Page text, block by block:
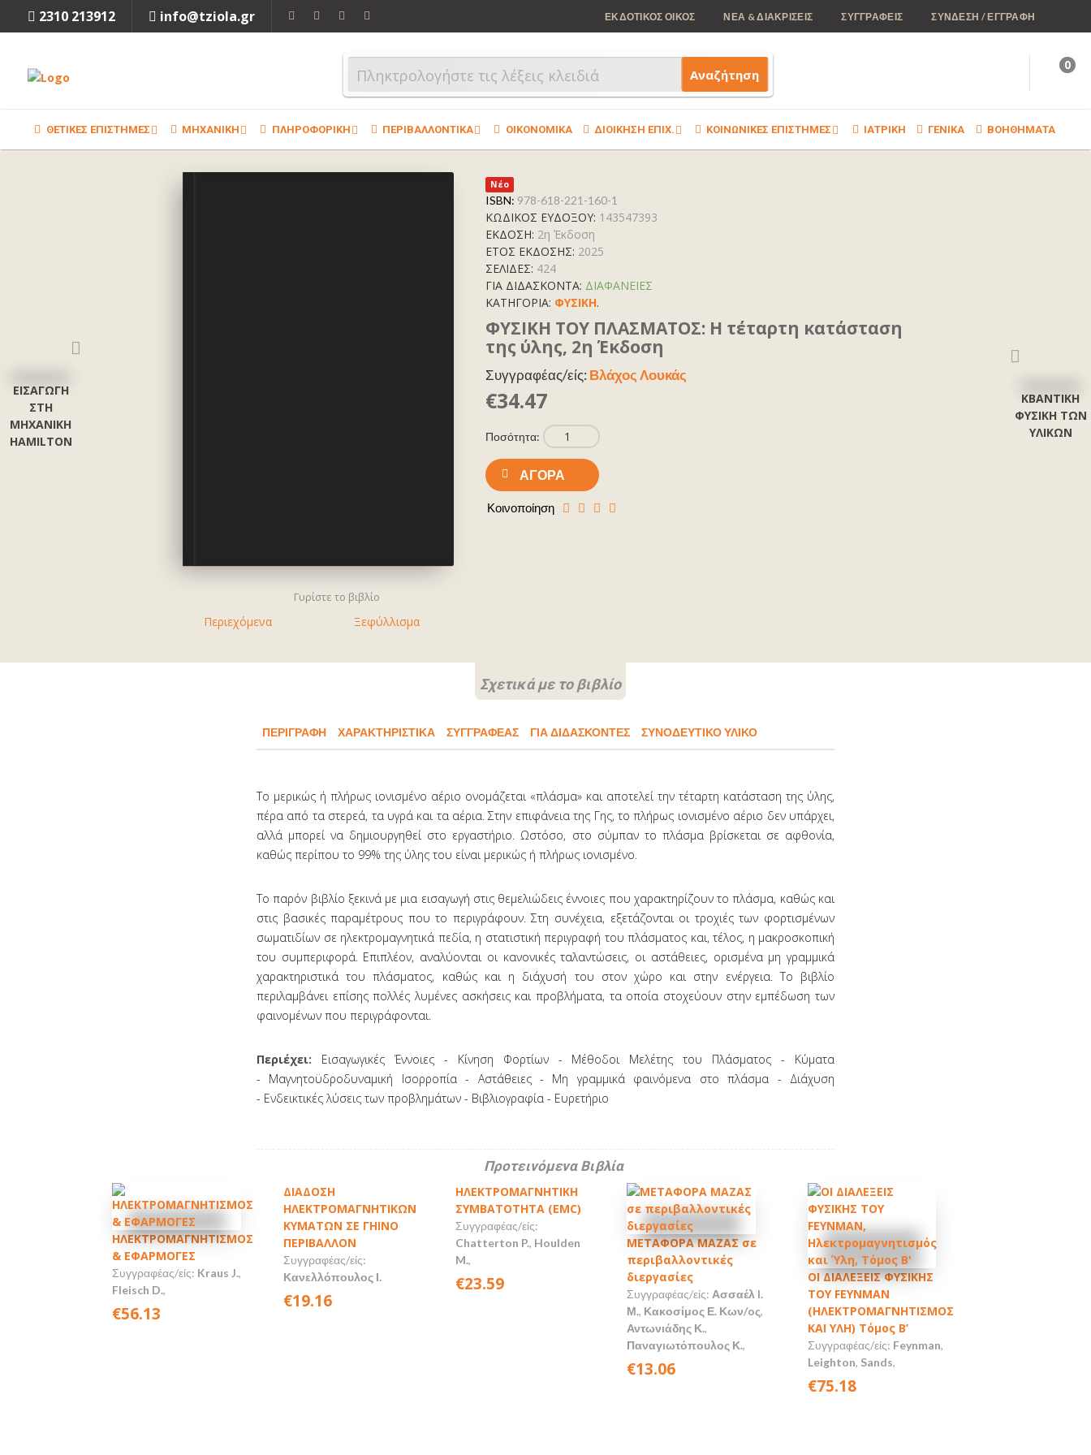
info@tziola.gr
2310 213912 ΕΚΔΟΤΙΚΟΣ ΟΙΚΟΣ ΝΕΑ & ΔΙΑΚΡΙΣΕΙΣ ΣΥΓΓΡΑΦΕΙΣ ΣΥΝΔΕΣΗ / ΕΓΓΡΑΦΗ
Αναζήτηση
0
ΘΕΤΙΚΕΣ ΕΠΙΣΤΗΜΕΣ ΜΗΧΑΝΙΚΗ ΠΛΗΡΟΦΟΡΙΚΗ ΠΕΡΙΒΑΛΛΟΝΤΙΚΑ ΟΙΚΟΝΟΜΙΚΑ ΔΙΟΙΚΗΣΗ ΕΠΙΧ. ΚΟΙΝΩΝΙΚΕΣ ΕΠΙΣΤΗΜΕΣ ΙΑΤΡΙΚΗ ΓΕΝΙΚΑ ΒΟΗΘΗΜΑΤΑ
ΚΒΑΝΤΙΚΗ
ΦΥΣΙΚΗ ΤΩΝ
ΥΛΙΚΩΝ
ΕΙΣΑΓΩΓΗ
ΣΤΗ
ΜΗΧΑΝΙΚΗ
HAMILTON
Γυρίστε το βιβλίο
Ξεφύλλισμα
Περιεχόμενα
Νέο
ISBN: 978-618-221-160-1
ΚΩΔΙΚΟΣ ΕΥΔΟΞΟΥ: 143547393
ΕΚΔΟΣΗ: 2η Έκδοση
ΕΤΟΣ ΕΚΔΟΣΗΣ: 2025
ΣΕΛΙΔΕΣ: 424
ΓΙΑ ΔΙΔΑΣΚΟΝΤΑ: ΔΙΑΦΑΝΕΙΕΣ
ΚΑΤΗΓΟΡΊΑ: ΦΥΣΙΚΗ.
ΦΥΣΙΚΗ ΤΟΥ ΠΛΑΣΜΑΤΟΣ: Η τέταρτη κατάσταση
της ύλης, 2η Έκδοση
Συγγραφέας/είς:Βλάχος Λουκάς
€34.47
Ποσότητα:
ΑΓΟΡΆ
Κοινοποίηση
Σχετικά με το βιβλίο
ΠΕΡΙΓΡΑΦΉ ΧΑΡΑΚΤΗΡΙΣΤΙΚΆ ΣΥΓΓΡΑΦΈΑΣ ΓΙΑ ΔΙΔΑΣΚΟΝΤΕΣ ΣΥΝΟΔΕΥΤΙΚΟ ΥΛΙΚΟ
Το μερικώς ή πλήρως ιονισμένο αέριο ονομάζεται «πλάσμα» και αποτελεί την τέταρτη κατάσταση της ύλης,
πέρα από τα στερεά, τα υγρά και τα αέρια. Στην επιφάνεια της Γης, το πλήρως ιονισμένο αέριο δεν υπάρχει,
αλλά μπορεί να δημιουργηθεί στο εργαστήριο. Ωστόσο, στο σύμπαν το πλάσμα βρίσκεται σε αφθονία,
καθώς περίπου το 99% της ύλης του είναι μερικώς ή πλήρως ιονισμένο.
Το παρόν βιβλίο ξεκινά με μια εισαγωγή στις θεμελιώδεις έννοιες που χαρακτηρίζουν το πλάσμα, καθώς και
στις βασικές παραμέτρους που το περιγράφουν. Στη συνέχεια, εξετάζονται οι τροχιές των φορτισμένων
σωματιδίων σε ηλεκτρομαγνητικά πεδία, η στατιστική περιγραφή του πλάσματος και, τέλος, η μακροσκοπική
του συμπεριφορά. Επιπλέον, αναλύονται οι κανονικές ταλαντώσεις, οι αστάθειες, ορισμένα μη γραμμικά
χαρακτηριστικά του πλάσματος, καθώς και η διάχυσή του στον χώρο και στην ενέργεια. Το βιβλίο
περιλαμβάνει επίσης πολλές λυμένες ασκήσεις και προβλήματα, τα οποία στοχεύουν στην εμπέδωση των
φαινομένων που περιγράφονται.
Περιέχει: Εισαγωγικές Έννοιες - Κίνηση Φορτίων - Μέθοδοι Μελέτης του Πλάσματος - Κύματα
- Μαγνητοϋδροδυναμική Ισορροπία - Αστάθειες - Μη γραμμικά φαινόμενα στο πλάσμα - Διάχυση
- Ενδεικτικές λύσεις των προβλημάτων - Βιβλιογραφία - Ευρετήριο
Προτεινόμενα Βιβλία
ΗΛΕΚΤΡΟΜΑΓΝΗΤΙΣΜΟΣ
& ΕΦΑΡΜΟΓΕΣ
Συγγραφέας/είς: Kraus J.,
Fleisch D.,
€56.13
ΔΙΑΔΟΣΗ
ΗΛΕΚΤΡΟΜΑΓΝΗΤΙΚΩΝ
ΚΥΜΑΤΩΝ ΣΕ ΓΗΙΝΟ
ΠΕΡΙΒΑΛΛΟΝ
Συγγραφέας/είς:
Κανελλόπουλος Ι.
€19.16
ΗΛΕΚΤΡΟΜΑΓΝΗΤΙΚΗ
ΣΥΜΒΑΤΟΤΗΤΑ (EMC)
Συγγραφέας/είς:
Chatterton P., Houlden
M.,
€23.59
ΜΕΤΑΦΟΡΑ ΜΑΖΑΣ σε
περιβαλλοντικές
διεργασίες
Συγγραφέας/είς: Ασσαέλ I.
Μ., Κακοσίμος Ε. Κων/oς,
Αντωνιάδης Κ.,
Παναγιωτόπουλος Κ.,
€13.06
ΟΙ ΔΙΑΛΕΞΕΙΣ ΦΥΣΙΚΗΣ
ΤΟΥ FEYNMAN
(ΗΛΕΚΤΡΟΜΑΓΝΗΤΙΣΜΟΣ
ΚΑΙ ΥΛΗ) Τόμος Β’
Συγγραφέας/είς: Feynman,
Leighton, Sands,
€75.18